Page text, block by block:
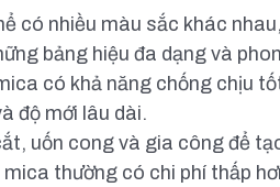
có nhiều màu sắc khác
bảng hiệu đa dạng và
có khả năng chống chịu
độ mới lâu dài.
uốn cong và gia công để
mica thường có chi phí thấp